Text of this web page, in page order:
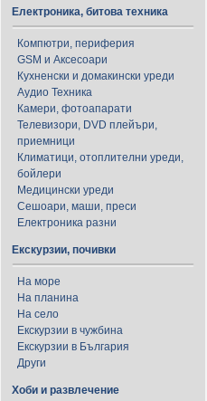
Електроника, битова техника
Компютри, периферия
GSM и Аксесоари
Кухненски и домакински уреди
Аудио Техника
Камери, фотоапарати
Телевизори, DVD плейъри,
приемници
Климатици, отоплителни уреди,
бойлери
Медицински уреди
Сешоари, маши, преси
Електроника разни
Екскурзии, почивки
На море
На планина
На село
Екскурзии в чужбина
Екскурзии в България
Други
Хоби и развлечение